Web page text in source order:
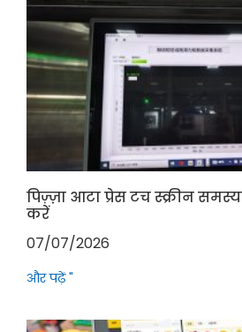
पिज़्ज़ा आटा प्रेस टच स्क्रीन
करें
07/07/2026
और पढ़ें "